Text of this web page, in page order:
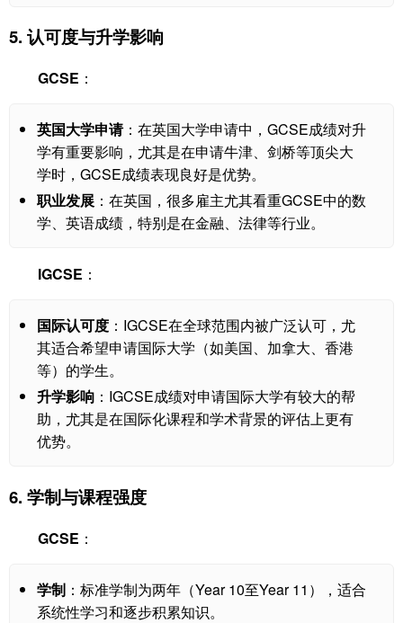
5. 认可度与升学影响
GCSE ：
英国大学申请：在英国大学申请中，GCSE成绩对升
学有重要影响，尤其是在申请牛津、剑桥等顶尖大
学时，GCSE成绩表现良好是优势。
职业发展 ：在英国，很多雇主尤其看重GCSE中的数
学、英语成绩，特别是在金融、法律等行业。
IGCSE ：
国际认可度 ：IGCSE在全球范围内被广泛认可，尤
其适合希望申请国际大学（如美国、加拿大、香港
等）的学生。
升学影响 ：IGCSE成绩对申请国际大学有较大的帮
助，尤其是在国际化课程和学术背景的评估上更有
优势。
6. 学制与课程强度
GCSE ：
学制 ：标准学制为两年（Year 10至Year 11），适合
系统性学习和逐步积累知识。